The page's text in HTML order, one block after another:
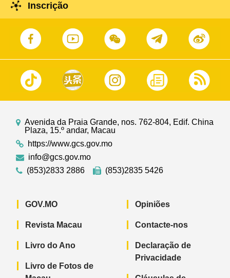
Inscrição
Avenida da Praia Grande, nos. 762-804, Edif. China
Plaza, 15.º andar, Macau
https://www.gcs.gov.mo
info@gcs.gov.mo
(853)2833 2886
(853)2835 5426
GOV.MO
Revista Macau
Livro do Ano
Livro de Fotos de
Opiniões
Contacte-nos
Declaração de
Privacidade